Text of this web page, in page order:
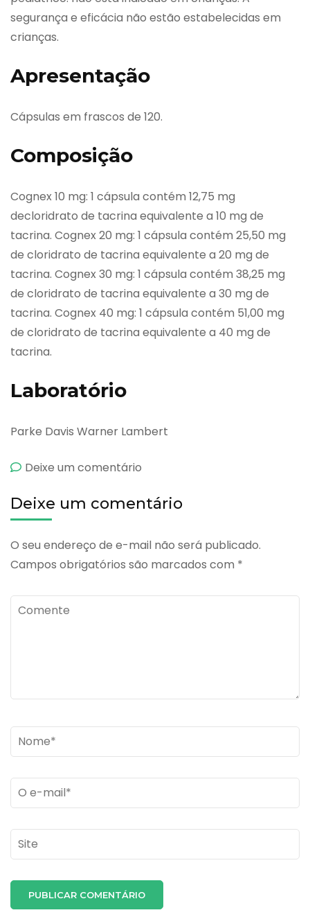
segurança e eficácia não estão estabelecidas em
crianças.
Apresentação
Cápsulas em frascos de 120.
Composição
Cognex 10 mg: 1 cápsula contém 12,75 mg
decloridrato de tacrina equivalente a 10 mg de
tacrina. Cognex 20 mg: 1 cápsula contém 25,50 mg
de cloridrato de tacrina equivalente a 20 mg de
tacrina. Cognex 30 mg: 1 cápsula contém 38,25 mg
de cloridrato de tacrina equivalente a 30 mg de
tacrina. Cognex 40 mg: 1 cápsula contém 51,00 mg
de cloridrato de tacrina equivalente a 40 mg de
tacrina.
Laboratório
Parke Davis Warner Lambert
Deixe um comentário
Deixe um comentário
O seu endereço de e-mail não será publicado.
Campos obrigatórios são marcados com *
Comente
Name*
Email *
Site